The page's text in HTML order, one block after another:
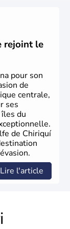
rejoint le
pour son
de
centrale,
ses
du
de Chiriquí
Lire l'article